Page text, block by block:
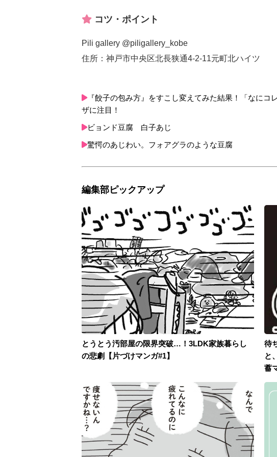
コツ・ポイント
Pili gallery @piligallery_kobe
住所：神戸市中央区北長狭通4-2-11元町北ハイツ
『餃子の包み方』をすこし変えてみた結果！「なに
ザに注目！
ビョンド豆腐 白子あじ
驚愕のあじわい。フォアグラのような豆腐
編集部ピックアップ
とうとう汚部屋の限界突破…！3LDK家族暮らし
の悲劇【片づけマンガ#1】
待
と
蓄